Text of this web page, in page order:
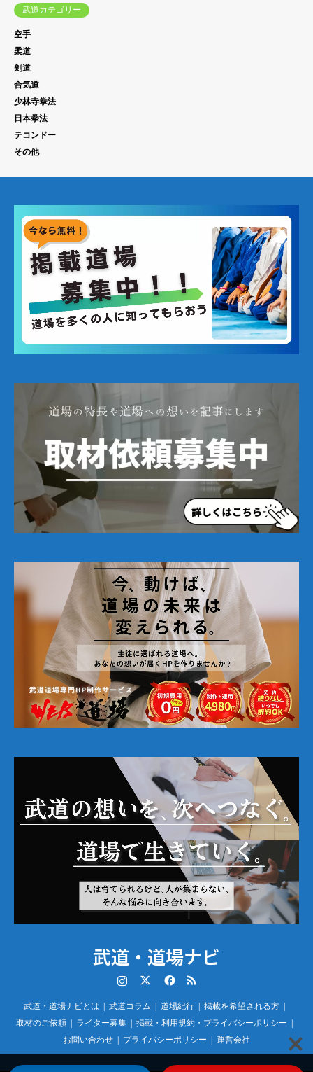
武道カテゴリー
空手
柔道
剣道
合気道
少林寺拳法
日本拳法
テコンドー
その他
武道・道場ナビ
RSS
武道・道場ナビとは 武道コラム 道場紀行
掲載を希望される方
取材のご依頼
ライター募集
掲載・利用規約・プライバシーポリシー
お問い合わせ
プライバシーポリシー 運営会社